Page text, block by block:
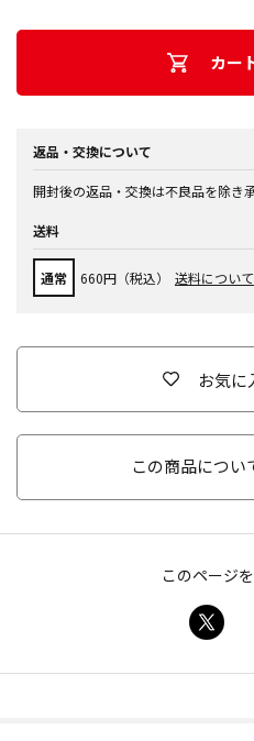
カー
返品・交換について
開封後の返品・交換は不良品を除き
送料
通常 660円（税込） 送料について
お気に
この商品につい
このページ